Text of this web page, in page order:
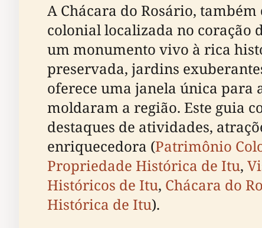
A Chácara do Rosário,
colonial localizada no coração
um monumento vivo à rica
preservada, jardins
oferece uma janela única para
moldaram a região. Este guia
destaques de atividades,
enriquecedora (Patrimônio
Propriedade Histórica de Itu,
Históricos de Itu, Chácara do
Histórica de Itu).